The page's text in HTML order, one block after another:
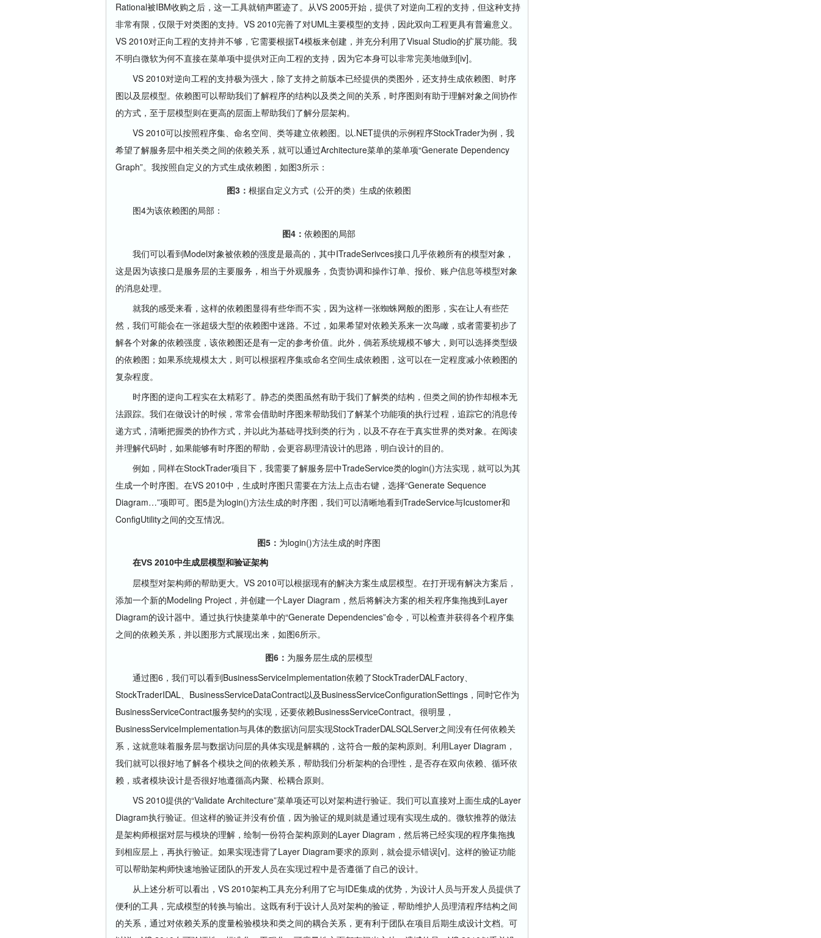
Rational被IBM收购之后，这一工具就销声匿迹了。从VS 2005开始，提供了对逆向工程的支持，但这种支持
非常有限，仅限于对类图的支持。VS 2010完善了对UML主要模型的支持，因此双向工程更具有普遍意义。
VS 2010对正向工程的支持并不够，它需要根据T4模板来创建，并充分利用了Visual Studio的扩展功能。我
不明白微软为何不直接在菜单项中提供对正向工程的支持，因为它本身可以非常完美地做到[iv]。
VS 2010对逆向工程的支持极为强大，除了支持之前版本已经提供的类图外，还支持生成依赖图、时序
图以及层模型。依赖图可以帮助我们了解程序的结构以及类之间的关系，时序图则有助于理解对象之间协作
的方式，至于层模型则在更高的层面上帮助我们了解分层架构。
VS 2010可以按照程序集、命名空间、类等建立依赖图。以.NET提供的示例程序StockTrader为例，我
希望了解服务层中相关类之间的依赖关系，就可以通过Architecture菜单的菜单项“Generate Dependency
Graph”。我按照自定义的方式生成依赖图，如图3所示：
图3： 根据自定义方式（公开的类）生成的依赖图
图4为该依赖图的局部：
图4： 依赖图的局部
我们可以看到Model对象被依赖的强度是最高的，其中ITradeSerivces接口几乎依赖所有的模型对象，
这是因为该接口是服务层的主要服务，相当于外观服务，负责协调和操作订单、报价、账户信息等模型对象
的消息处理。
就我的感受来看，这样的依赖图显得有些华而不实，因为这样一张蜘蛛网般的图形，实在让人有些茫
然，我们可能会在一张超级大型的依赖图中迷路。不过，如果希望对依赖关系来一次鸟瞰，或者需要初步了
解各个对象的依赖强度，该依赖图还是有一定的参考价值。此外，倘若系统规模不够大，则可以选择类型级
的依赖图；如果系统规模太大，则可以根据程序集或命名空间生成依赖图，这可以在一定程度减小依赖图的
复杂程度。
时序图的逆向工程实在太精彩了。静态的类图虽然有助于我们了解类的结构，但类之间的协作却根本无
法跟踪。我们在做设计的时候，常常会借助时序图来帮助我们了解某个功能项的执行过程，追踪它的消息传
递方式，清晰把握类的协作方式，并以此为基础寻找到类的行为，以及不存在于真实世界的类对象。在阅读
并理解代码时，如果能够有时序图的帮助，会更容易理清设计的思路，明白设计的目的。
例如，同样在StockTrader项目下，我需要了解服务层中TradeService类的login()方法实现，就可以为其
生成一个时序图。在VS 2010中，生成时序图只需要在方法上点击右键，选择“Generate Sequence
Diagram…”项即可。图5是为login()方法生成的时序图，我们可以清晰地看到TradeService与Icustomer和
ConfigUtility之间的交互情况。
图5： 为login()方法生成的时序图
在VS 2010中生成层模型和验证架构
层模型对架构师的帮助更大。VS 2010可以根据现有的解决方案生成层模型。在打开现有解决方案后，
添加一个新的Modeling Project，并创建一个Layer Diagram，然后将解决方案的相关程序集拖拽到Layer
Diagram的设计器中。通过执行快捷菜单中的“Generate Dependencies”命令，可以检查并获得各个程序集
之间的依赖关系，并以图形方式展现出来，如图6所示。
图6： 为服务层生成的层模型
通过图6，我们可以看到BusinessServiceImplementation依赖了StockTraderDALFactory、
StockTraderIDAL、BusinessServiceDataContract以及BusinessServiceConfigurationSettings，同时它作为
BusinessServiceContract服务契约的实现，还要依赖BusinessServiceContract。很明显，
BusinessServiceImplementation与具体的数据访问层实现StockTraderDALSQLServer之间没有任何依赖关
系，这就意味着服务层与数据访问层的具体实现是解耦的，这符合一般的架构原则。利用Layer Diagram，
我们就可以很好地了解各个模块之间的依赖关系，帮助我们分析架构的合理性，是否存在双向依赖、循环依
赖，或者模块设计是否很好地遵循高内聚、松耦合原则。
VS 2010提供的“Validate Architecture”菜单项还可以对架构进行验证。我们可以直接对上面生成的Layer
Diagram执行验证。但这样的验证并没有价值，因为验证的规则就是通过现有实现生成的。微软推荐的做法
是架构师根据对层与模块的理解，绘制一份符合架构原则的Layer Diagram，然后将已经实现的程序集拖拽
到相应层上，再执行验证。如果实现违背了Layer Diagram要求的原则，就会提示错误[v]。这样的验证功能
可以帮助架构师快速地验证团队的开发人员在实现过程中是否遵循了自己的设计。
从上述分析可以看出，VS 2010架构工具充分利用了它与IDE集成的优势，为设计人员与开发人员提供了
便利的工具，完成模型的转换与输出。这既有利于设计人员对架构的验证，帮助维护人员理清程序结构之间
的关系，通过对依赖关系的度量检验模块和类之间的耦合关系，更有利于团队在项目后期生成设计文档。可